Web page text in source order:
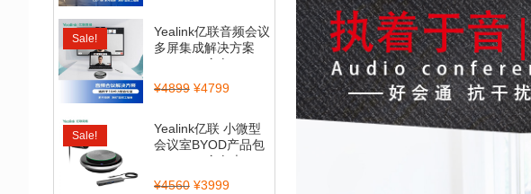
Sale!
Yealink亿联音频会议
多屏集成解决方案
（CP700全向...
¥4899 ¥4799
Sale!
Yealink亿联 小微型
会议室BYOD产品包
（CP900全向麦...
¥4560 ¥3999